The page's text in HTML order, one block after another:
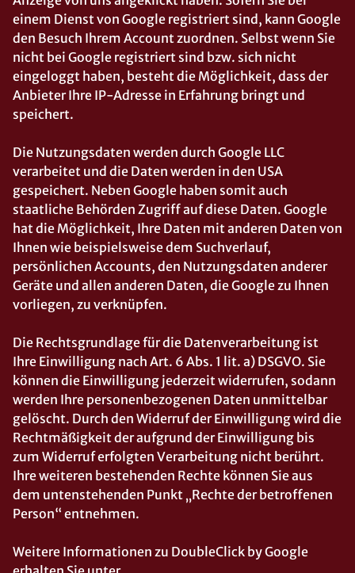
einem Dienst von Google registriert sind, kann Google
den Besuch Ihrem Account zuordnen. Selbst wenn Sie
nicht bei Google registriert sind bzw. sich nicht
eingeloggt haben, besteht die Möglichkeit, dass der
Anbieter Ihre IP-Adresse in Erfahrung bringt und
speichert.
Die Nutzungsdaten werden durch Google LLC
verarbeitet und die Daten werden in den USA
gespeichert. Neben Google haben somit auch
staatliche Behörden Zugriff auf diese Daten. Google
hat die Möglichkeit, Ihre Daten mit anderen Daten von
Ihnen wie beispielsweise dem Suchverlauf,
persönlichen Accounts, den Nutzungsdaten anderer
Geräte und allen anderen Daten, die Google zu Ihnen
vorliegen, zu verknüpfen.
Die Rechtsgrundlage für die Datenverarbeitung ist
Ihre Einwilligung nach Art. 6 Abs. 1 lit. a) DSGVO. Sie
können die Einwilligung jederzeit widerrufen, sodann
werden Ihre personenbezogenen Daten unmittelbar
gelöscht. Durch den Widerruf der Einwilligung wird die
Rechtmäßigkeit der aufgrund der Einwilligung bis
zum Widerruf erfolgten Verarbeitung nicht berührt.
Ihre weiteren bestehenden Rechte können Sie aus
dem untenstehenden Punkt „Rechte der betroffenen
Person“ entnehmen.
Weitere Informationen zu DoubleClick by Google